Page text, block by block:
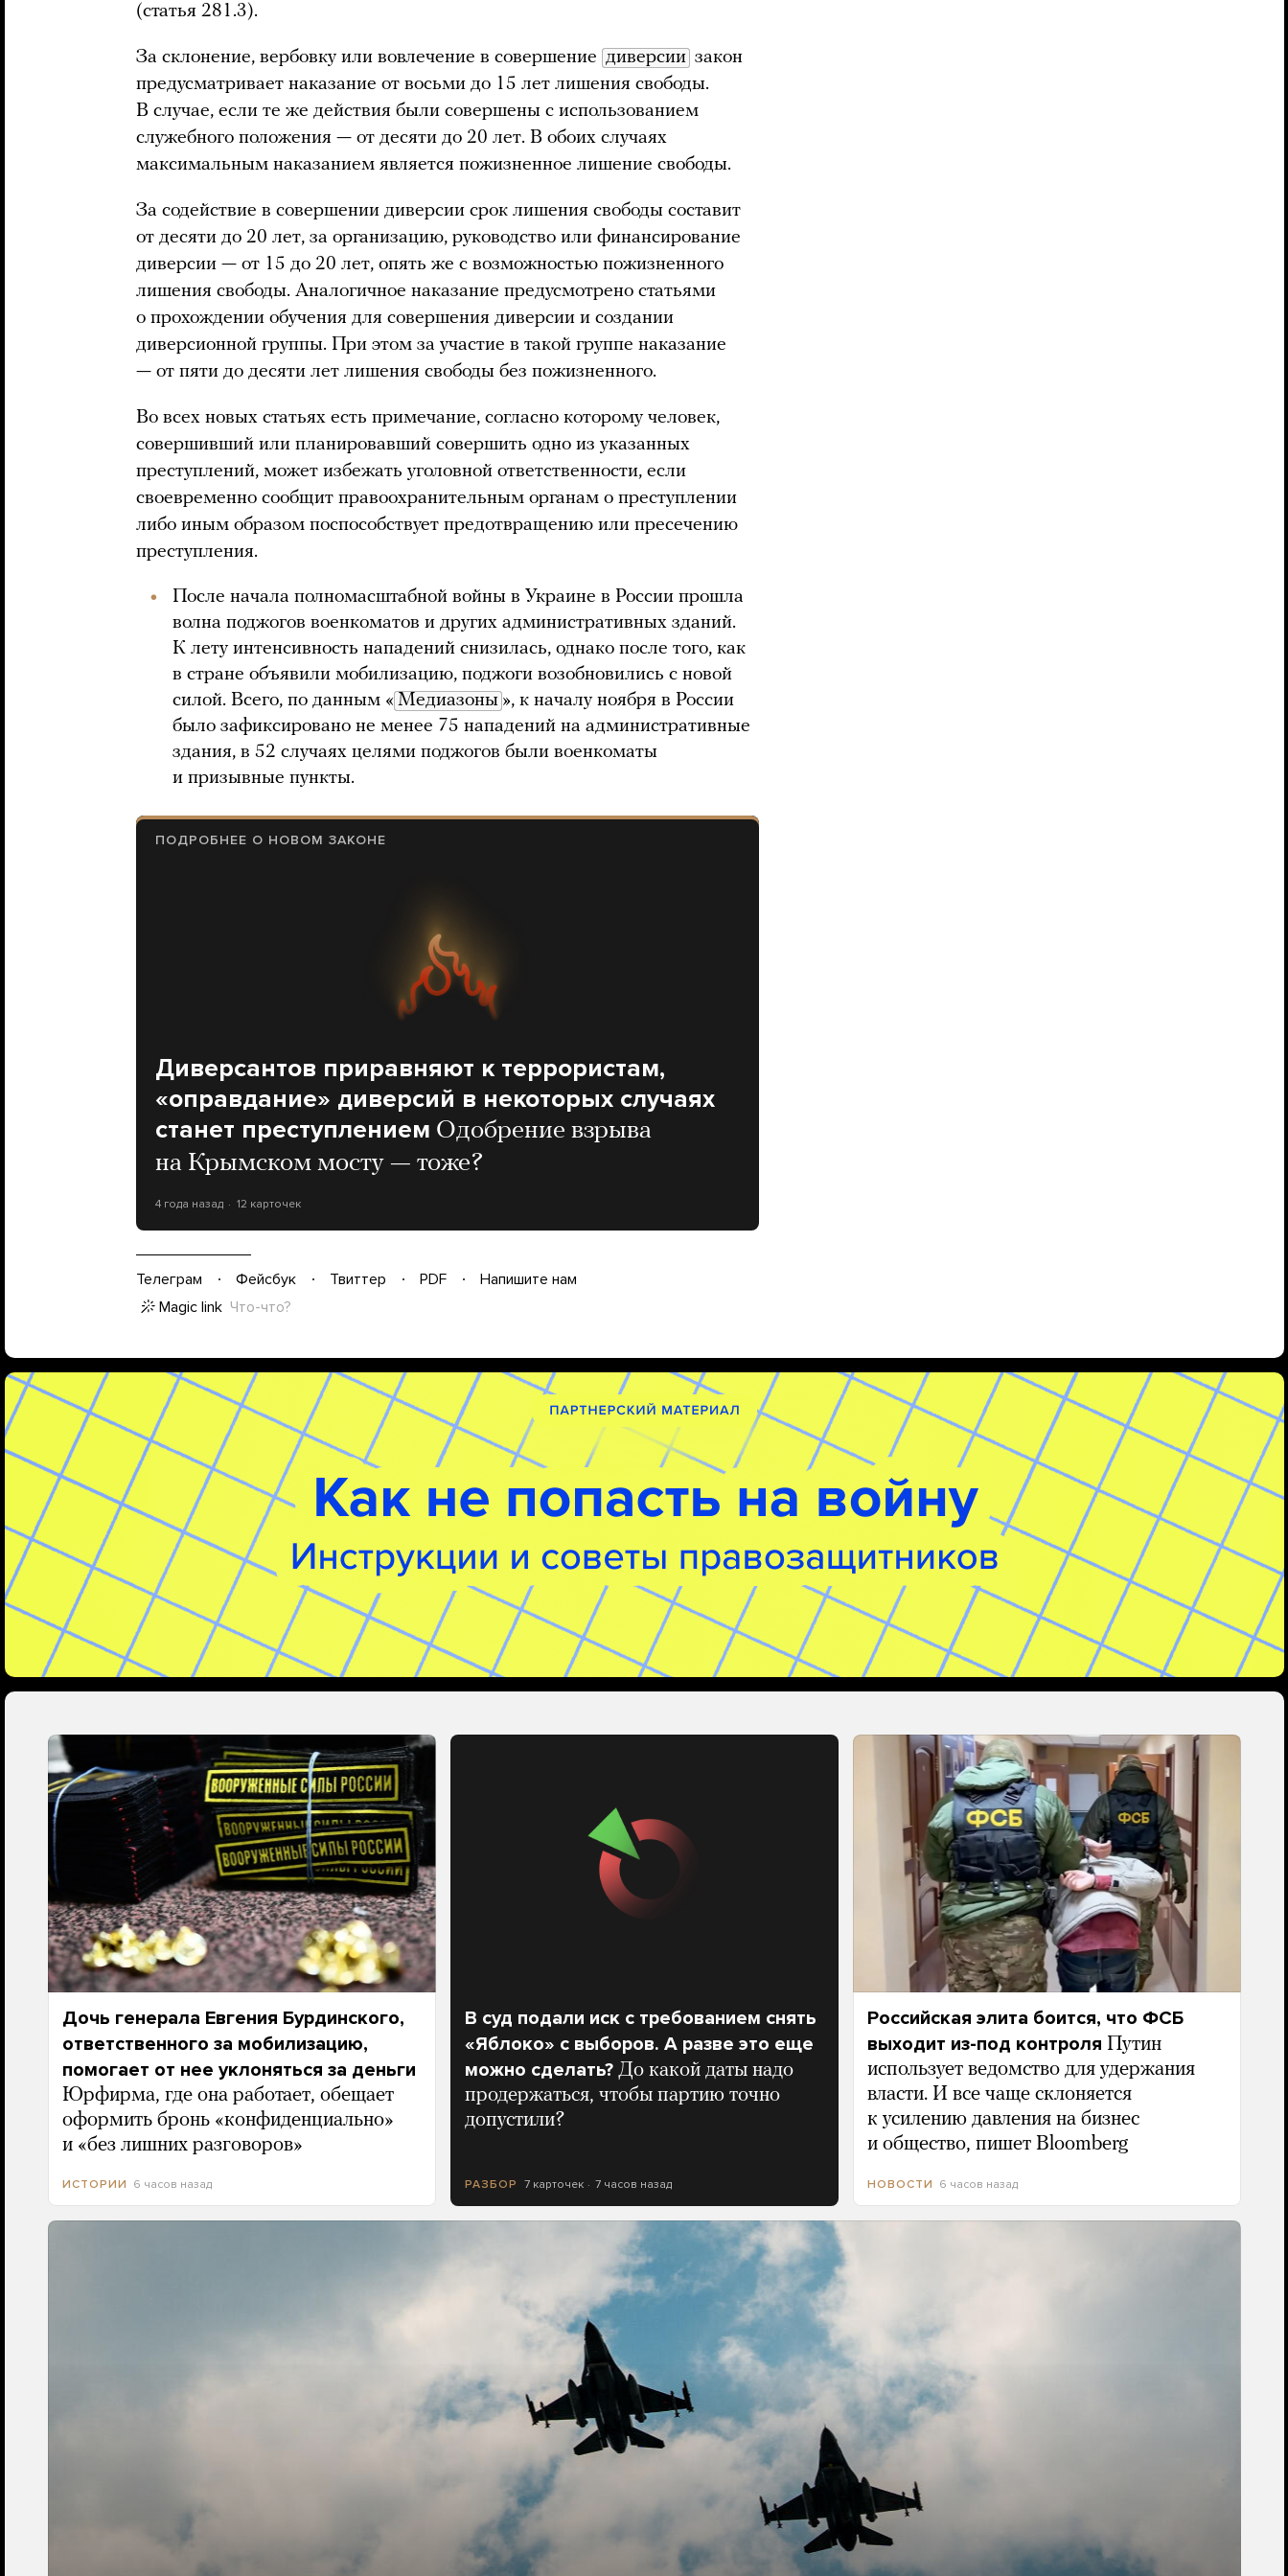
(статья 281.3).
За склонение, вербовку или вовлечение в совершение диверсии закон
предусматривает наказание от восьми до 15 лет лишения свободы.
В случае, если те же действия были совершены с использованием
служебного положения — от десяти до 20 лет. В обоих случаях
максимальным наказанием является пожизненное лишение свободы.
За содействие в совершении диверсии срок лишения свободы составит
от десяти до 20 лет, за организацию, руководство или финансирование
диверсии — от 15 до 20 лет, опять же с возможностью пожизненного
лишения свободы. Аналогичное наказание предусмотрено статьями
о прохождении обучения для совершения диверсии и создании
диверсионной группы. При этом за участие в такой группе наказание
— от пяти до десяти лет лишения свободы без пожизненного.
Во всех новых статьях есть примечание, согласно которому человек,
совершивший или планировавший совершить одно из указанных
преступлений, может избежать уголовной ответственности, если
своевременно сообщит правоохранительным органам о преступлении
либо иным образом поспособствует предотвращению или пресечению
преступления.
После начала полномасштабной войны в Украине в России прошла
волна поджогов военкоматов и других административных зданий.
К лету интенсивность нападений снизилась, однако после того, как
в стране объявили мобилизацию, поджоги возобновились с новой
силой. Всего, по данным « Медиазоны », к началу ноября в России
было зафиксировано не менее 75 нападений на административные
здания, в 52 случаях целями поджогов были военкоматы
и призывные пункты.
ПОДРОБНЕЕ О НОВОМ ЗАКОНЕ
Диверсантов приравняют к террористам,
«оправдание» диверсий в некоторых случаях
станет преступлением Одобрение взрыва
на Крымском мосту — тоже?
4 года назад 12 карточек
Телеграм Фейсбук Твиттер PDF
Напишите нам
Magic link Что-что?
Дочь генерала Евгения Бурдинского,
ответственного за мобилизацию,
помогает от нее уклоняться за деньги
Юрфирма, где она работает, обещает
оформить бронь «конфиденциально»
и «без лишних разговоров»
ИСТОРИИ 6 часов назад
В суд подали иск с требованием снять
«Яблоко» с выборов. А разве это еще
можно сделать? До какой даты надо
продержаться, чтобы партию точно
допустили?
РАЗБОР 7 карточек 7 часов назад
Российская элита боится, что ФСБ
выходит из-под контроля Путин
использует ведомство для удержания
власти. И все чаще склоняется
к усилению давления на бизнес
и общество, пишет Bloomberg
НОВОСТИ 6 часов назад